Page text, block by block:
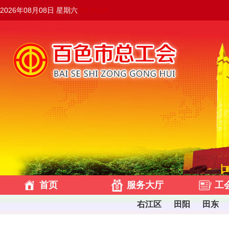
2026年08月08日 星期六
首页 服务大厅 工
右江区 田阳 田东